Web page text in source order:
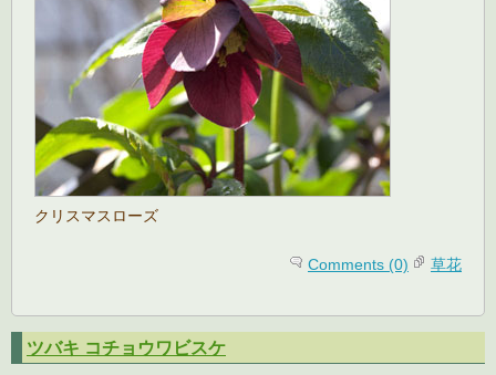
クリスマスローズ
Comments (0) 草花
ツバキ コチョウワビスケ